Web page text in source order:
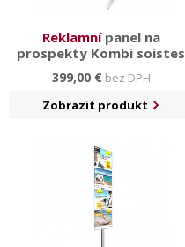
Reklamnípanel na
prospekty Kombi soistes
399,00 €bez DPH
Zobrazit produkt